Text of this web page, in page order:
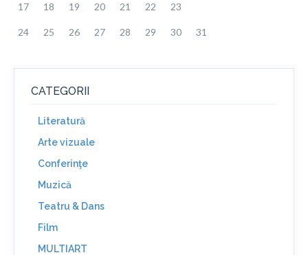
17 18 19 20 21 22 23
24 25 26 27 28 29 30 31
CATEGORII
Literatură
Arte vizuale
Conferinţe
Muzică
Teatru & Dans
Film
MULTIART